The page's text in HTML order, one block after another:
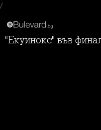
/
"Екуинокс" във